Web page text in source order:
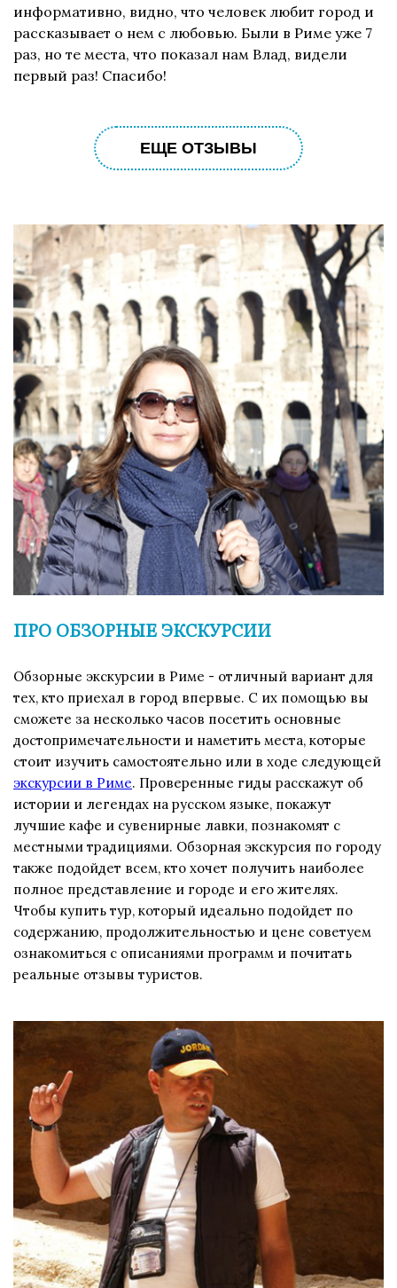
информативно, видно, что человек любит город и
рассказывает о нем с любовью. Были в Риме уже 7
раз, но те места, что показал нам Влад, видели
первый раз! Спасибо!
ЕЩЕ ОТЗЫВЫ
ПРО ОБЗОРНЫЕ ЭКСКУРСИИ
Обзорные экскурсии в Риме - отличный вариант для
тех, кто приехал в город впервые. С их помощью вы
сможете за несколько часов посетить основные
достопримечательности и наметить места, которые
стоит изучить самостоятельно или в ходе следующей
экскурсии в Риме. Проверенные гиды расскажут об
истории и легендах на русском языке, покажут
лучшие кафе и сувенирные лавки, познакомят с
местными традициями. Обзорная экскурсия по городу
также подойдет всем, кто хочет получить наиболее
полное представление и городе и его жителях.
Чтобы купить тур, который идеально подойдет по
содержанию, продолжительностью и цене советуем
ознакомиться с описаниями программ и почитать
реальные отзывы туристов.